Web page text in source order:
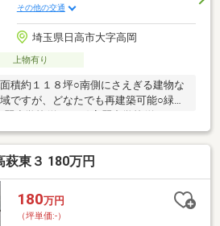
その他の交通
埼玉県日高市大字高岡
上物有り
積約１１８坪○南側にさえぎる建物な
ですが、どなたでも再建築可能○緑豊
ザム高麗川店(約2300ｍ)生鮮市場TOP
クリニック(約1100ｍ)市役所高麗出
1600ｍ)
東３ 180万円
180万円
（坪単価:-）